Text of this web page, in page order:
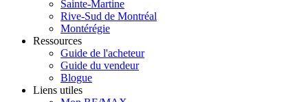
Sainte-Martine
Rive-Sud de Montréal
Montérégie
Ressources
Guide de l'acheteur
Guide du vendeur
Blogue
Liens utiles